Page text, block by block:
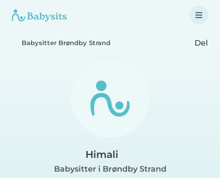
Babysitter Brøndby Strand Del
Himali
Babysitter i Brøndby Strand